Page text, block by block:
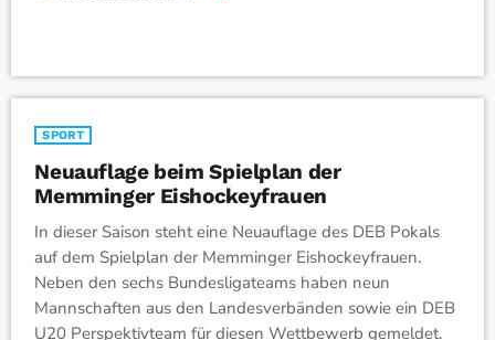
SPORT
Neuauflage beim Spielplan der
Memminger Eishockeyfrauen
In dieser Saison steht eine Neuauflage des DEB Pokals
auf dem Spielplan der Memminger Eishockeyfrauen.
Neben den sechs Bundesligateams haben neun
Mannschaften aus den Landesverbänden sowie ein DEB
U20 Perspektivteam für diesen Wettbewerb gemeldet.